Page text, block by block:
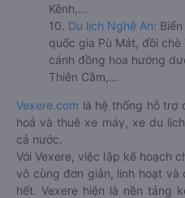
Kênh,...
10. Du lịch Nghệ An:
quốc gia Pù Mát, đồi chè
cánh đồng hoa hướng
Thiên Cầm,...
Vexere.com là hệ thống hỗ trợ
hoả và thuê xe máy, xe du
cả nước.
Với Vexere, việc lập kế hoạch
vô cùng đơn giản, linh hoạt
hết. Vexere hiện là nền tảng